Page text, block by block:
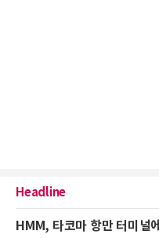
Headline
HMM, 타코마 항만 터미널